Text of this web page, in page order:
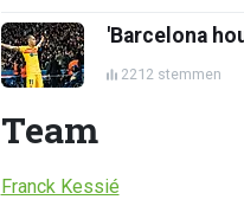
'Barcelona
2212 stemmen
Team
Franck Kessié